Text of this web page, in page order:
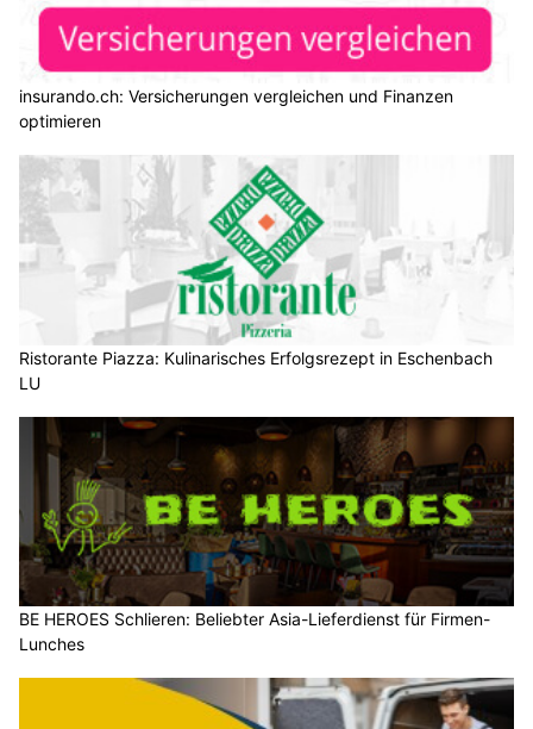
insurando.ch: Versicherungen vergleichen und Finanzen
optimieren
Ristorante Piazza: Kulinarisches Erfolgsrezept in Eschenbach
LU
BE HEROES Schlieren: Beliebter Asia-Lieferdienst für Firmen-
Lunches